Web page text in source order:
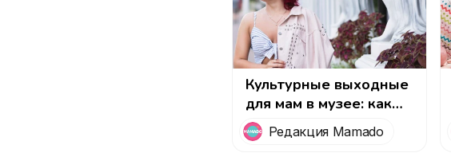
Культурные выходные
для мам в музее: как
провести яркое лето в
Москве
Редакция Mamado